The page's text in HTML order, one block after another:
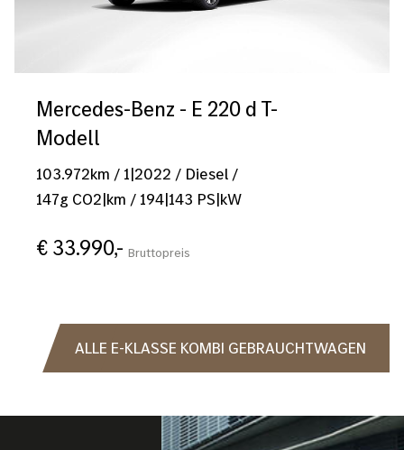
Mercedes-Benz - E 220 d T-
Modell
103.972km / 1|2022 / Diesel /
147g CO2|km / 194|143 PS|kW
€ 33.990,- Bruttopreis
ALLE E-KLASSE KOMBI GEBRAUCHTWAGEN
Bild